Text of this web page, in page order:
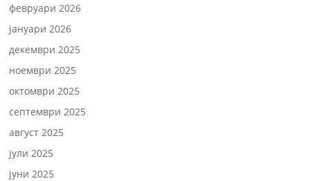
февруари 2026
јануари 2026
декември 2025
ноември 2025
октомври 2025
септември 2025
август 2025
јули 2025
јуни 2025